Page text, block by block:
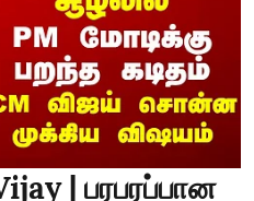
| பரபரப்பான